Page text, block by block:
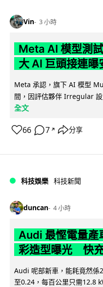
Vin 3 小時
Meta AI 模型測
大 AI 巨頭接連曝
Meta 承認，旗下 AI 模型
間，因評估夥伴 Irregular
全文
66 7 ↗ 分享
科技娛樂 科技新聞
duncan 4 小時
Audi 最慳電量
彩造型曝光 快
Audi 呢部新車，能耗竟然
至0.24，每百公里只需12.8